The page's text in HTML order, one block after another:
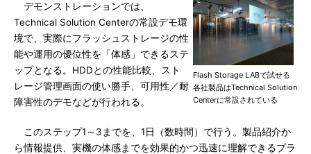
Flash Storage LABで試せる
各社製品はTechnical Solution
Centerに常設されている
デモンストレーションでは、
Technical Solution Centerの常設デモ環
境で、実際にフラッシュストレージの性
能や運用の優位性を「体感」できるステ
ップとなる。HDDとの性能比較、スト
レージ管理画面の使い勝手、可用性／耐
障害性のデモなどが行われる。
このステップ1～3までを、1日（数時間）で行う。製品紹介か
ら情報提供、実機の体感までを効果的かつ迅速に理解できるプラ